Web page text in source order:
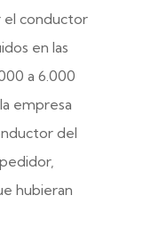
el conductor
en las
a 6.000
empresa
del
hubieran